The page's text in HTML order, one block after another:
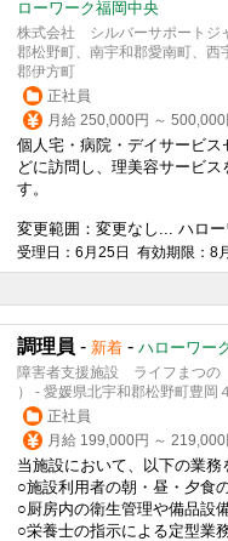
ローワーク福岡中央
株式会社 シルバーサポートジ
郡松野町、南宇和郡愛南町、西
郡伊方町
正社員
月給 250,000円 ～ 500,000
個人宅・病院・デイサービ
どに訪問し、理美容サービ
す。
変更範囲：変更なし... ハロ
受理日：6月25日 有効期限：8
調理員 - 新着 - ハローワー
障害者支援施設 ライフまつ
） - 愛媛県北宇和郡松野町豊岡
正社員
月給 199,000円 ～ 219,000
当施設において、以下の業務
○施設利用者の朝・昼・夕食
○厨房内の衛生管理や備品設
○栄養士の指示による定型業